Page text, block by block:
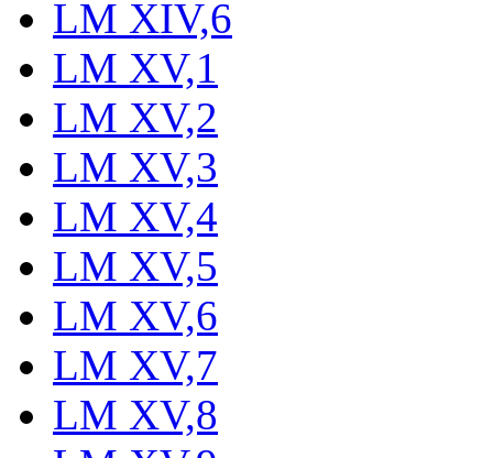
LM XIV,6
LM XV,1
LM XV,2
LM XV,3
LM XV,4
LM XV,5
LM XV,6
LM XV,7
LM XV,8